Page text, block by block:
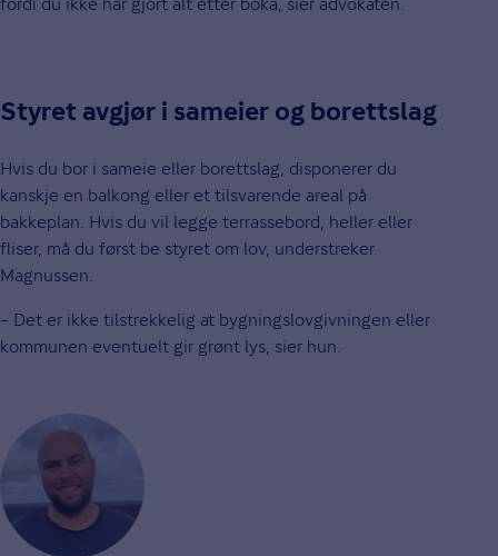
Styret avgjør i sameier og borettslag
Hvis du bor i sameie eller borettslag, disponerer du
kanskje en balkong eller et tilsvarende areal på
bakkeplan. Hvis du vil legge terrassebord, heller eller
fliser, må du først be styret om lov, understreker
Magnussen.
– Det er ikke tilstrekkelig at bygningslovgivningen eller
kommunen eventuelt gir grønt lys, sier hun.